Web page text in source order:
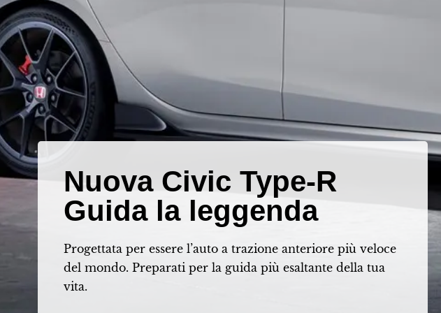
Nuova Civic Type-R
Guida la leggenda
Progettata per essere l’auto a trazione anteriore più veloce
del mondo. Preparati per la guida più esaltante della tua
vita.